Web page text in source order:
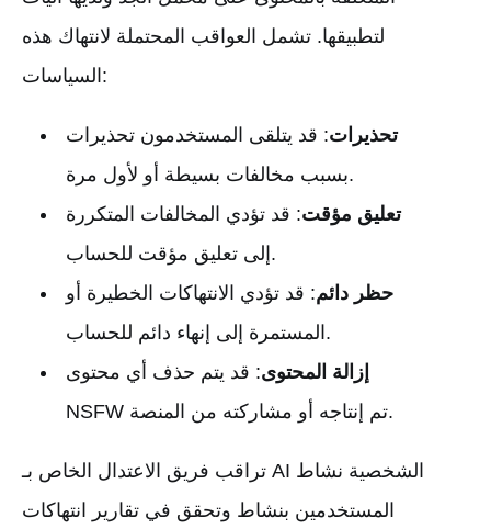
لتطبيقها. تشمل العواقب المحتملة لانتهاك هذه
السياسات:
تحذيرات: قد يتلقى المستخدمون تحذيرات
بسبب مخالفات بسيطة أو لأول مرة.
تعليق مؤقت: قد تؤدي المخالفات المتكررة
إلى تعليق مؤقت للحساب.
حظر دائم: قد تؤدي الانتهاكات الخطيرة أو
المستمرة إلى إنهاء دائم للحساب.
إزالة المحتوى: قد يتم حذف أي محتوى
NSFW تم إنتاجه أو مشاركته من المنصة.
تراقب فريق الاعتدال الخاص بـ AI الشخصية نشاط
المستخدمين بنشاط وتحقق في تقارير انتهاكات